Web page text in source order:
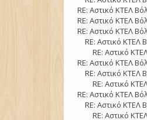
RE: Αστικό ΚΤΕΛ
RE: Αστικό ΚΤΕΛ
RE: Αστικό ΚΤΕΛ
RE: Αστικό ΚΤΕΛ
RE: Αστικό
RE: Αστικό ΚΤΕΛ
RE: Αστικό ΚΤΕΛ
RE: Αστικό
RE: Αστικό ΚΤΕΛ
RE: Αστικό ΚΤΕΛ
RE: Αστικό